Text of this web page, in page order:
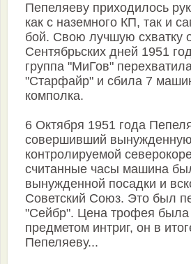
Пепеляеву приходилось
как с наземного КП, так и
бой. Свою лучшую схватку
Сентябрьских дней 1951
группа "МиГов"
"Старфайр" и сбила 7
комполка.
6 Октября 1951 года
совершивший вынужденную
контролируемой
считанные часы машина
вынужденной посадки и
Советский Союз. Это был
"Сейбр". Цена трофея была
предметом интриг, он в
Пепеляеву...